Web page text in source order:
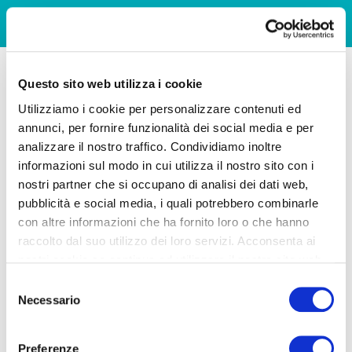
Questo sito web utilizza i cookie
Utilizziamo i cookie per personalizzare contenuti ed
annunci, per fornire funzionalità dei social media e per
analizzare il nostro traffico. Condividiamo inoltre
informazioni sul modo in cui utilizza il nostro sito con i
nostri partner che si occupano di analisi dei dati web,
pubblicità e social media, i quali potrebbero combinarle
con altre informazioni che ha fornito loro o che hanno
raccolto dal suo utilizzo dei loro servizi. Acconsenta ai
delNecessario
Preferenze